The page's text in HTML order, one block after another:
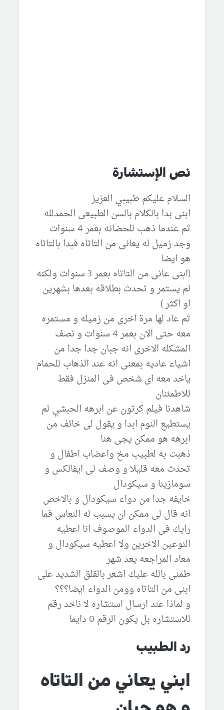
نص الإستشارة
السلام عليكم طبيبي العزيز
ابنى بدا بالكلام بالسن الطبيعى الحمدلله
ثم عندما ذهب للحضانه بعمر 4 سنوات
وجد زميل له يعانى من التاتاه فبدا بالتاتاه
هو ايضا
(ابنى عانى من التاتاه بعمر 3 سنوات ولكنه
لم يستمر و تحدث بطلاقه بعدها بشهرين
او اكثر )
ثم عاد لها مرة اخرى من زميله و مستمره
معه حتى الان بعمر 4 سنوات و نصف
المشكله الاخرى انه جبان جدا جدا من
اشياء عاديه بمعنى انه عند الذهاب للحمام
ياخد معه اى شخص فى المنزل فقط
للاطمئنان
شاهدنا فيلم كرتون عن ابرهه الحبشي لم
يستطيع النوم ابدا و يقول لى خائف من
ابرهه هو ممكن يجى هنا
ذهبت به لطبيب مخ واعضاب اطفال و
تحدث معه قليلا و وصف لى ايفالكس و
سومازينا و سيكودال
خايفه جدا من دواء سيكودال و بالاخص
انه قال لى ممكن ان يسبب له النعاس فما
رايك فى الدواء الموصوف انا اعطيه
النوعين الاخرين ولا اعطيه سيكودال و
معاد المراجعه يعد شهر
طمنى بالله عليك اشعر بالقلق الشديد على
ابنى من التاتاه وومن الدواء ايضا؟؟؟
و لماذا عند ارسال استشاره لا ناخد رقم
للاستشاره بل يكون الرقم 0 دايما
رد الطبيب
ابني يعاني من التاتاه